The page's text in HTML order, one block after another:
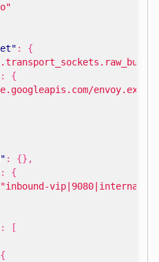
:
{
:
{
:
{},
:
{
"inbound-
:
[
{